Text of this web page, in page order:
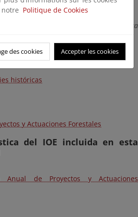
figurar en el PEN.
es la
Subdirección General de Política
históricas
y Actuaciones Forestales
del IOE incluida en esta
Anual de Proyectos y Actuaciones
Politique de Cookies
des cookies Accepter les cookies